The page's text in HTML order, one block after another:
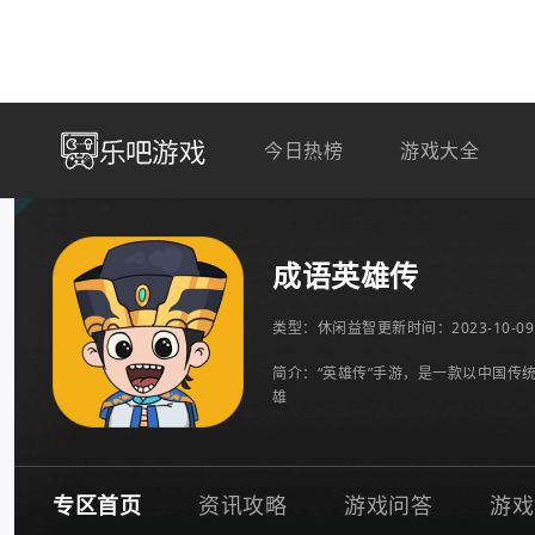
今日热榜 游戏大全
成语英雄传
类型： 休闲益智更新时间：2023-10-
简介：“英雄传”手游，是一款以中国
雄
专区首页 资讯攻略 游戏问答 游